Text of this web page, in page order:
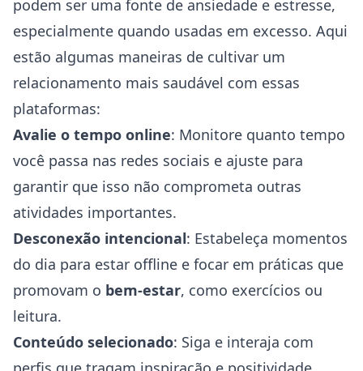
podem ser uma fonte de ansiedade e estresse,
especialmente quando usadas em excesso. Aqui
estão algumas maneiras de cultivar um
relacionamento mais saudável com essas
plataformas:
Avalie o tempo online: Monitore quanto tempo
você passa nas redes sociais e ajuste para
garantir que isso não comprometa outras
atividades importantes.
Desconexão intencional: Estabeleça momentos
do dia para estar offline e focar em práticas que
promovam o bem-estar, como exercícios ou
leitura.
Conteúdo selecionado: Siga e interaja com